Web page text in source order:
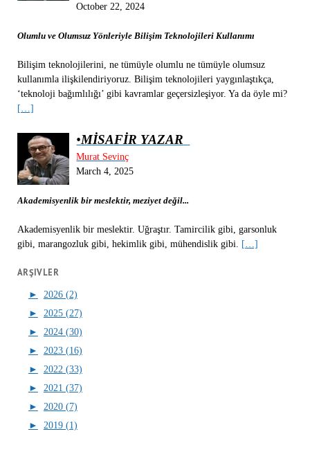
October 22, 2024
Olumlu ve Olumsuz Yönleriyle Bilişim Teknolojileri Kullanımı
Bilişim teknolojilerini, ne tümüyle olumlu ne tümüyle olumsuz
kullanımla ilişkilendiriyoruz. Bilişim teknolojileri yaygınlaştıkça,
‘teknoloji bağımlılığı’ gibi kavramlar geçersizleşiyor. Ya da öyle mi?
[…]
•MİSAFİR YAZAR
Murat Sevinç
March 4, 2025
Akademisyenlik bir meslektir, meziyet değil...
Akademisyenlik bir meslektir. Uğraştır. Tamircilik gibi, garsonluk
gibi, marangozluk gibi, hekimlik gibi, mühendislik gibi.
[…]
ARŞIVLER
►
2026 (2)
►
2025 (27)
►
2024 (30)
►
2023 (16)
►
2022 (33)
►
2021 (37)
►
2020 (7)
►
2019 (1)